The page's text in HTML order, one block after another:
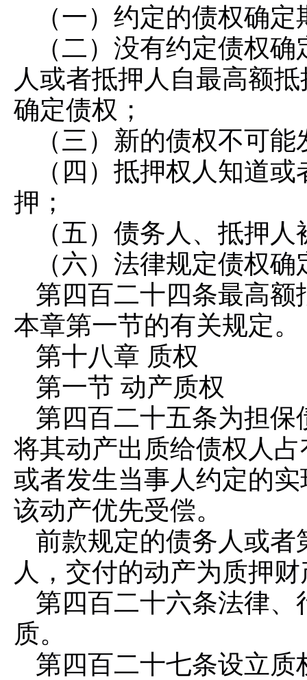
（一）约定的债权确
（二）没有约定债权
人或者抵押人自最高额
确定债权；
（三）新的债权不可能
（四）抵押权人知道
押；
（五）债务人、抵押
（六）法律规定债权
第四百二十四条最高额
本章第一节的有关规定。
第十八章 质权
第一节 动产质权
第四百二十五条为担保
将其动产出质给债权人
或者发生当事人约定的
该动产优先受偿。
前款规定的债务人或
人，交付的动产为质押
第四百二十六条法律、
质。
第四百二十七条设立质